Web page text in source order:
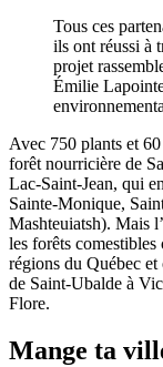
Tous ces
ils ont réussi à
projet
Émilie
Avec 750 plants et
forêt nourricière de
Lac-Saint-Jean, qui
Sainte-Monique,
Mashteuiatsh). Mais
les forêts comestibles
régions du Québec
de Saint-Ubalde à
Flore.
Mange ta